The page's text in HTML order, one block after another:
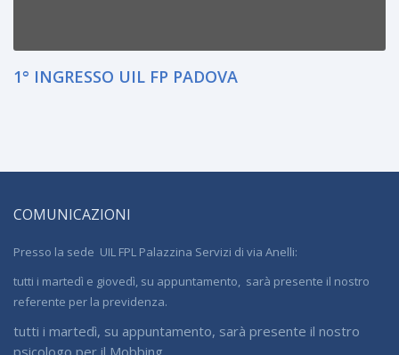
1° INGRESSO UIL FP PADOVA
COMUNICAZIONI
Presso la sede UIL FPL Palazzina Servizi di via Anelli:
tutti i martedì e giovedì, su appuntamento, sarà presente il nostro
referente per la previdenza.
tutti i martedì, su appuntamento, sarà presente il nostro